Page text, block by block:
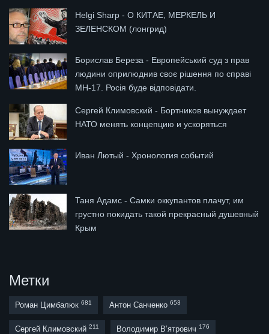
Helgi Sharp - О КИТАЕ, МЕРКЕЛЬ И
ЗЕЛЕНСКОМ (лонгрид)
Борислав Береза - Европейський суд з прав
людини оприлюднив своє рішення по справі
МН-17. Росія буде відповідати.
Сергей Климовский - Бортников вынуждает
НАТО менять концепцию и ускоряться
Иван Лютый - Хронология событий
Таня Адамс - Самки оккупантов плачут, им
грустно покидать такой прекрасный душевный
Крым
Метки
Роман Цимбалюк 681 Антон Санченко 653
Сергей Климовский 211 Володимир В’ятрович 176